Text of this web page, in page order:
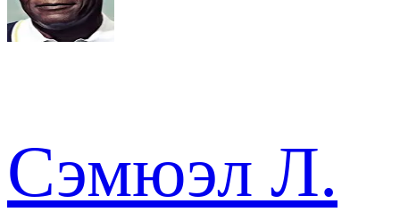
Сэмюэл Л.